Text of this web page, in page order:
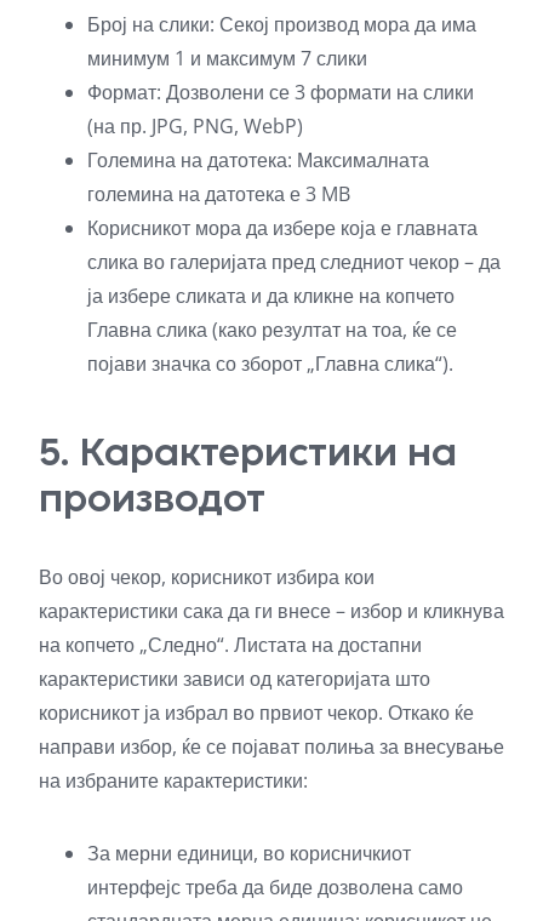
Број на слики: Секој производ мора да има
минимум 1 и максимум 7 слики
Формат: Дозволени се 3 формати на слики
(на пр. JPG, PNG, WebP)
Големина на датотека: Максималната
големина на датотека е 3 MB
Корисникот мора да избере која е главната
слика во галеријата пред следниот чекор – да
ја избере сликата и да кликне на копчето
Главна слика (како резултат на тоа, ќе се
појави значка со зборот „Главна слика“).
5. Карактеристики на
производот
Во овој чекор, корисникот избира кои
карактеристики сака да ги внесе – избор и кликнува
на копчето „Следно“. Листата на достапни
карактеристики зависи од категоријата што
корисникот ја избрал во првиот чекор. Откако ќе
направи избор, ќе се појават полиња за внесување
на избраните карактеристики:
За мерни единици, во корисничкиот
интерфејс треба да биде дозволена само